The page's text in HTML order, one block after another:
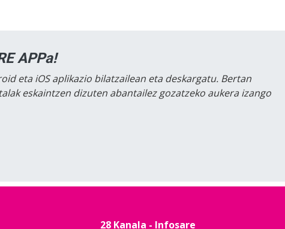
APPa!
eta iOS aplikazio bilatzailean eta deskargatu. Bertan
eskaintzen dizuten abantailez gozatzeko aukera izango
28 Kanala - Infosare